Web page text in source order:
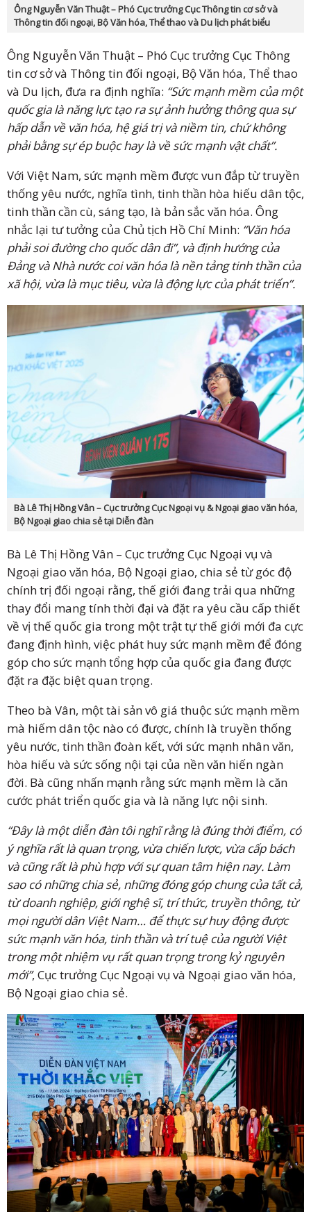
Ông Nguyễn Văn Thuật – Phó Cục trưởng Cục Thông tin cơ sở và
Thông tin đối ngoại, Bộ Văn hóa, Thể thao và Du lịch phát biểu
Ông Nguyễn Văn Thuật – Phó Cục trưởng Cục Thông
tin cơ sở và Thông tin đối ngoại, Bộ Văn hóa, Thể thao
và Du lịch, đưa ra định nghĩa: “Sức mạnh mềm của một
quốc gia là năng lực tạo ra sự ảnh hưởng thông qua sự
hấp dẫn về văn hóa, hệ giá trị và niềm tin, chứ không
phải bằng sự ép buộc hay là về sức mạnh vật chất”.
Với Việt Nam, sức mạnh mềm được vun đắp từ truyền
thống yêu nước, nghĩa tình, tinh thần hòa hiếu dân tộc,
tinh thần cần cù, sáng tạo, là bản sắc văn hóa. Ông
nhắc lại tư tưởng của Chủ tịch Hồ Chí Minh: “Văn hóa
phải soi đường cho quốc dân đi”, và định hướng của
Đảng và Nhà nước coi văn hóa là nền tảng tinh thần của
xã hội, vừa là mục tiêu, vừa là động lực của phát triển”.
Bà Lê Thị Hồng Vân – Cục trưởng Cục Ngoại vụ & Ngoại giao văn hóa,
Bộ Ngoại giao chia sẻ tại Diễn đàn
Bà Lê Thị Hồng Vân – Cục trưởng Cục Ngoại vụ và
Ngoại giao văn hóa, Bộ Ngoại giao, chia sẻ từ góc độ
chính trị đối ngoại rằng, thế giới đang trải qua những
thay đổi mang tính thời đại và đặt ra yêu cầu cấp thiết
về vị thế quốc gia trong một trật tự thế giới mới đa cực
đang định hình, việc phát huy sức mạnh mềm để đóng
góp cho sức mạnh tổng hợp của quốc gia đang được
đặt ra đặc biệt quan trọng.
Theo bà Vân, một tài sản vô giá thuộc sức mạnh mềm
mà hiếm dân tộc nào có được, chính là truyền thống
yêu nước, tinh thần đoàn kết, với sức mạnh nhân văn,
hòa hiếu và sức sống nội tại của nền văn hiến ngàn
đời. Bà cũng nhấn mạnh rằng sức mạnh mềm là căn
cước phát triển quốc gia và là năng lực nội sinh.
“Đây là một diễn đàn tôi nghĩ rằng là đúng thời điểm, có
ý nghĩa rất là quan trọng, vừa chiến lược, vừa cấp bách
và cũng rất là phù hợp với sự quan tâm hiện nay. Làm
sao có những chia sẻ, những đóng góp chung của tất cả,
từ doanh nghiệp, giới nghệ sĩ, trí thức, truyền thông, từ
mọi người dân Việt Nam… để thực sự huy động được
sức mạnh văn hóa, tinh thần và trí tuệ của người Việt
trong một nhiệm vụ rất quan trọng trong kỷ nguyên
mới”, Cục trưởng Cục Ngoại vụ và Ngoại giao văn hóa,
Bộ Ngoại giao chia sẻ.